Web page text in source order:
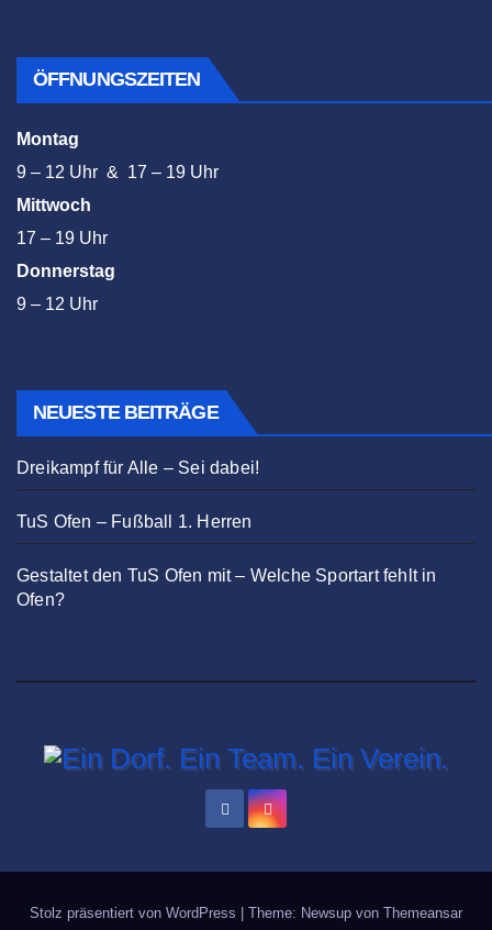
ÖFFNUNGSZEITEN
Montag
9 – 12 Uhr & 17 – 19 Uhr
Mittwoch
17 – 19 Uhr
Donnerstag
9 – 12 Uhr
NEUESTE BEITRÄGE
Dreikampf für Alle – Sei dabei!
TuS Ofen – Fußball 1. Herren
Gestaltet den TuS Ofen mit – Welche Sportart fehlt in
Ofen?
Stolz präsentiert von WordPress Theme: Newsup von Themeansar